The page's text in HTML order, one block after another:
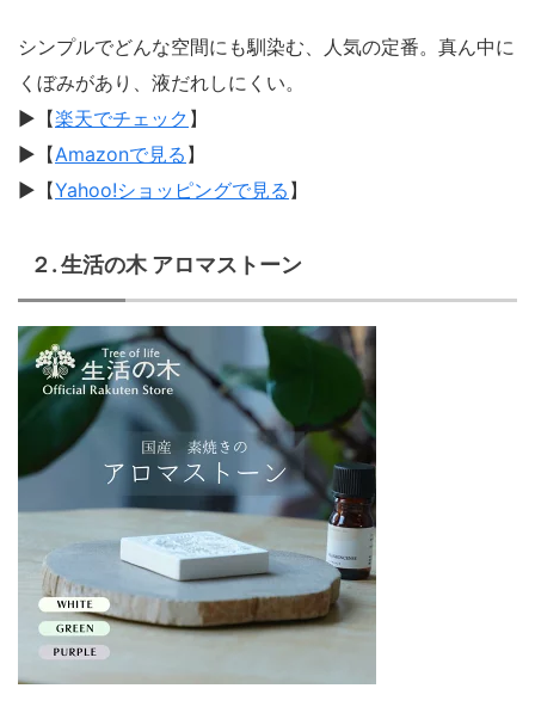
シンプルでどんな空間にも馴染む、人気の定番。真ん中に
くぼみがあり、液だれしにくい。
▶︎【楽天でチェック 】
▶︎【Amazonで見る 】
▶︎【Yahoo!ショッピングで見る 】
２. 生活の木 アロマストーン